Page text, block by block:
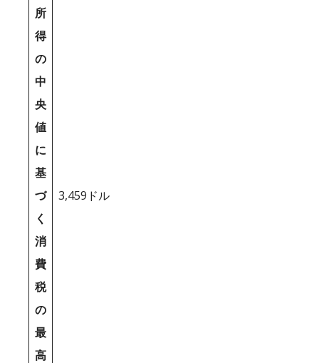
所
得
の
中
央
値
に
基
づ
く
消
費
税
の
最
高
3,459ドル